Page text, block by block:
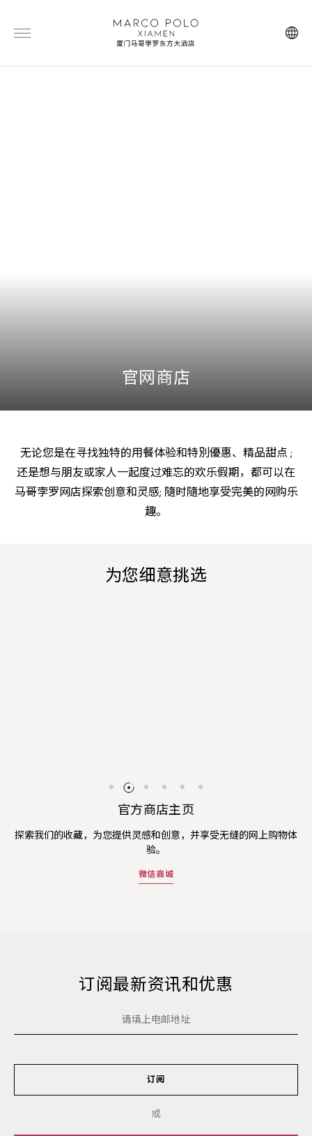
官网商店
无论您是在寻找独特的用餐体验和特別優惠、精品甜点 ;
还是想与朋友或家人一起度过难忘的欢乐假期，都可以在
马哥孛罗网店探索创意和灵感; 隨时隨地享受完美的网购乐
趣。
为您细意挑选
官方商店主页
探索我们的收藏，为您提供灵感和创意，并享受无缝的网上购物体
验。
微信商城
订阅最新资讯和优惠
订阅
或